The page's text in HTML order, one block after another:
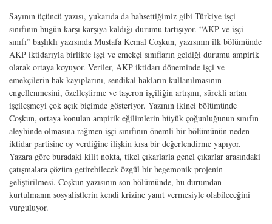
Sayının üçüncü yazısı, yukarıda da bahsettiğimiz gibi Türkiye işçi
sınıfının bugün karşı karşıya kaldığı durumu tartışıyor. “AKP ve işçi
sınıfı” başlıklı yazısında Mustafa Kemal Coşkun, yazısının ilk bölümünde
AKP iktidarıyla birlikte işçi ve emekçi sınıfların geldiği durumu ampirik
olarak ortaya koyuyor. Veriler, AKP iktidarı döneminde işçi ve
emekçilerin hak kayıplarını, sendikal hakların kullanılmasının
engellenmesini, özelleştirme ve taşeron işçiliğin artışını, sürekli artan
işçileşmeyi çok açık biçimde gösteriyor. Yazının ikinci bölümünde
Coşkun, ortaya konulan ampirik eğilimlerin büyük çoğunluğunun sınıfın
aleyhinde olmasına rağmen işçi sınıfının önemli bir bölümünün neden
iktidar partisine oy verdiğine ilişkin kısa bir değerlendirme yapıyor.
Yazara göre buradaki kilit nokta, tikel çıkarlarla genel çıkarlar arasındaki
çatışmalara çözüm getirebilecek özgül bir hegemonik projenin
geliştirilmesi. Coşkun yazısının son bölümünde, bu durumdan
kurtulmanın sosyalistlerin kendi krizine yanıt vermesiyle olabileceğini
vurguluyor.